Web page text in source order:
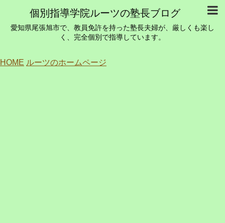
個別指導学院ルーツの塾長ブログ
愛知県尾張旭市で、教員免許を持った塾長夫婦が、厳しくも楽し
く、完全個別で指導しています。
HOME ルーツのホームページ